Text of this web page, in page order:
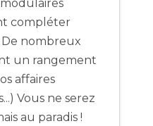
compléter
De nombreux
un rangement
affaires
Vous ne serez
au paradis !